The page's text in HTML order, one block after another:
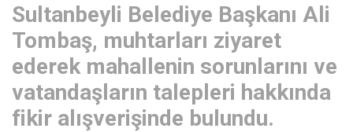
Sultanbeyli Belediye Başkanı Ali
Tombaş, muhtarları ziyaret
ederek mahallenin sorunlarını ve
vatandaşların talepleri hakkında
fikir alışverişinde bulundu.